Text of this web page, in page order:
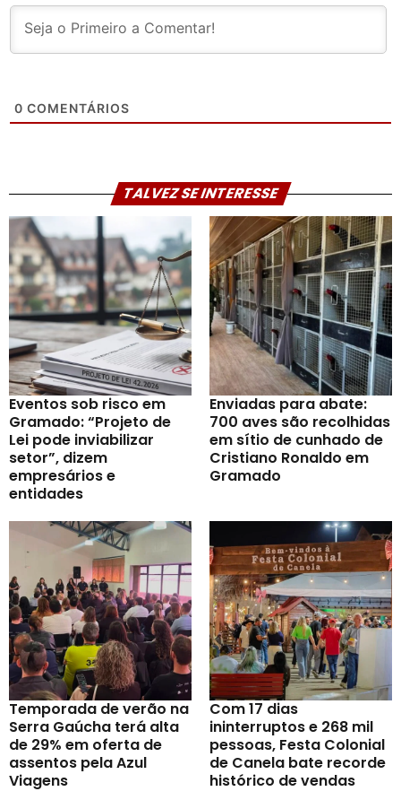
0 COMENTÁRIOS
TALVEZ SE INTERESSE
Eventos sob risco em
Gramado: “Projeto de
Lei pode inviabilizar
setor”, dizem
empresários e
entidades
Enviadas para abate:
700 aves são recolhidas
em sítio de cunhado de
Cristiano Ronaldo em
Gramado
Temporada de verão na
Serra Gaúcha terá alta
de 29% em oferta de
assentos pela Azul
Viagens
Com 17 dias
ininterruptos e 268 mil
pessoas, Festa Colonial
de Canela bate recorde
histórico de vendas